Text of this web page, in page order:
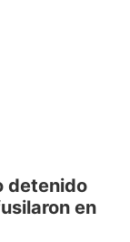
detenido
en